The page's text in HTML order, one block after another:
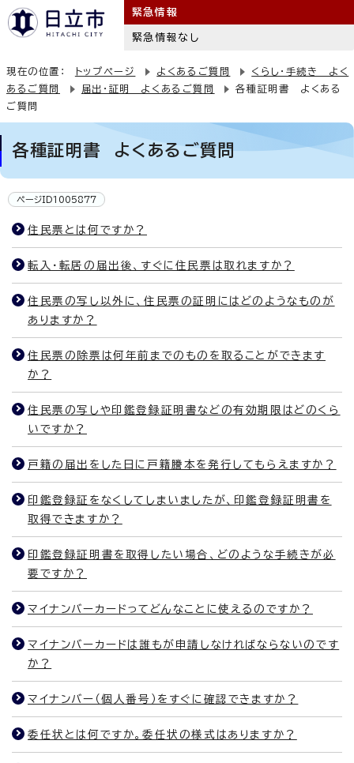
緊急情報
緊急情報なし
現在の位置： トップページ よくあるご質問
くらし・手続き よく
あるご質問
届出・証明 よくあるご質問
各種証明書 よくある
ご質問
各種証明書 よくあるご質問
ページID1005877
住民票とは何ですか？
転入・転居の届出後、すぐに住民票は取れますか？
住民票の写し以外に、住民票の証明にはどのようなものが
ありますか？
住民票の除票は何年前までのものを取ることができます
か？
住民票の写しや印鑑登録証明書などの有効期限はどのくら
いですか？
戸籍の届出をした日に戸籍謄本を発行してもらえますか？
印鑑登録証をなくしてしまいましたが、印鑑登録証明書を
取得できますか？
印鑑登録証明書を取得したい場合、どのような手続きが必
要ですか？
マイナンバーカードってどんなことに使えるのですか？
マイナンバーカードは誰もが申請しなければならないのです
か？
マイナンバー（個人番号）をすぐに確認できますか？
委任状とは何ですか。委任状の様式はありますか？